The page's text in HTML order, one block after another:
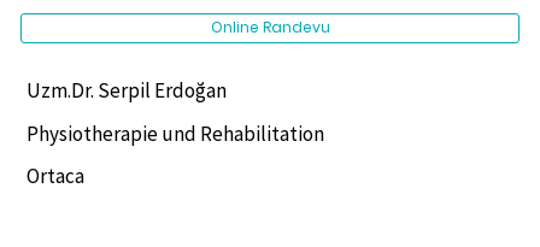
Uzm.Dr. Serpil Erdoğan
Physiotherapie und Rehabilitation
Ortaca
Online Randevu